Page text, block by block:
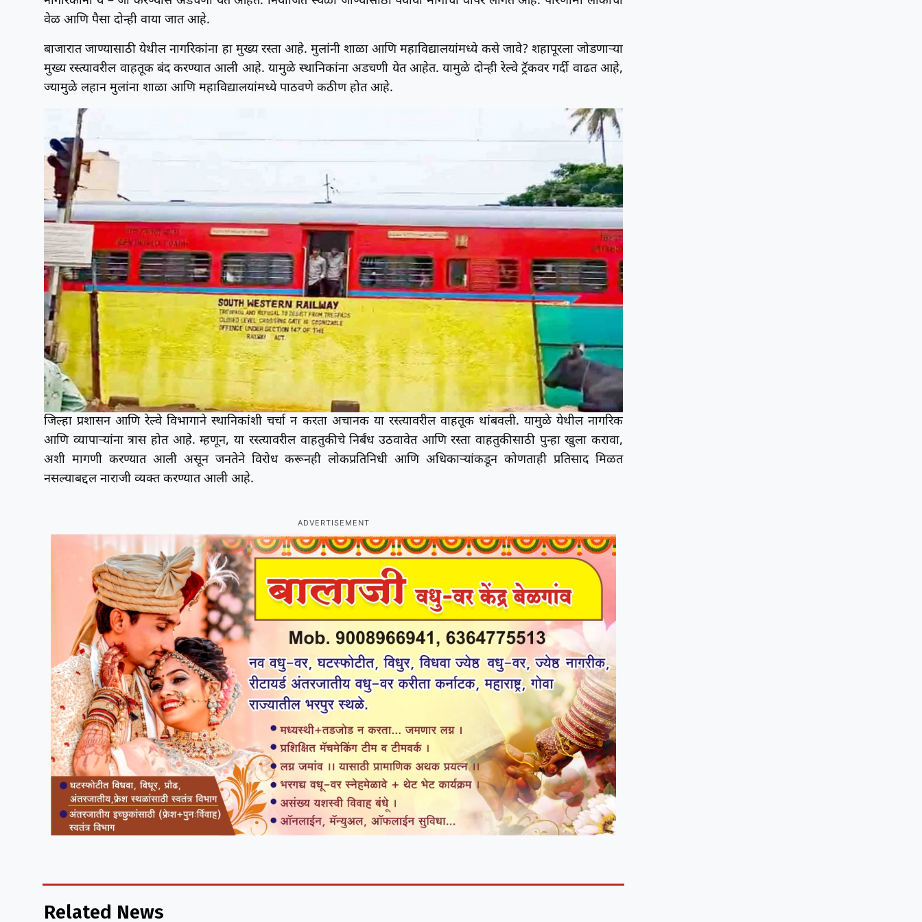
वेळ आणि पैसा दोन्ही वाया जात आहे.
बाजारात जाण्यासाठी येथील नागरिकांना हा मुख्य रस्ता आहे. मुलांनी शाळा आणि महाविद्यालयांमध्ये कसे जावे? शहापूरला जोडणाऱ्या
मुख्य रस्त्यावरील वाहतूक बंद करण्यात आली आहे. यामुळे स्थानिकांना अडचणी येत आहेत. यामुळे दोन्ही रेल्वे ट्रॅकवर गर्दी वाढत आहे,
ज्यामुळे लहान मुलांना शाळा आणि महाविद्यालयांमध्ये पाठवणे कठीण होत आहे.
जिल्हा प्रशासन आणि रेल्वे विभागाने स्थानिकांशी चर्चा न करता अचानक या रस्त्यावरील वाहतूक थांबवली. यामुळे येथील नागरिक
आणि व्यापाऱ्यांना त्रास होत आहे. म्हणून, या रस्त्यावरील वाहतुकीचे निर्बंध उठवावेत आणि रस्ता वाहतुकीसाठी पुन्हा खुला करावा,
अशी मागणी करण्यात आली असून जनतेने विरोध करूनही लोकप्रतिनिधी आणि अधिकाऱ्यांकडून कोणताही प्रतिसाद मिळत
नसल्याबद्दल नाराजी व्यक्त करण्यात आली आहे.
ADVERTISEMENT
Related News